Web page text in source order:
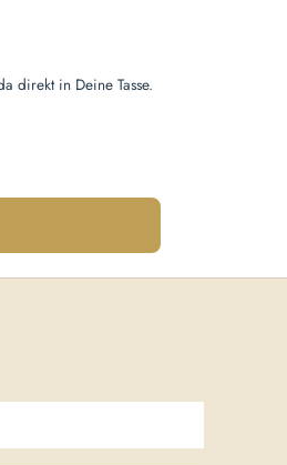
direkt in Deine Tasse.